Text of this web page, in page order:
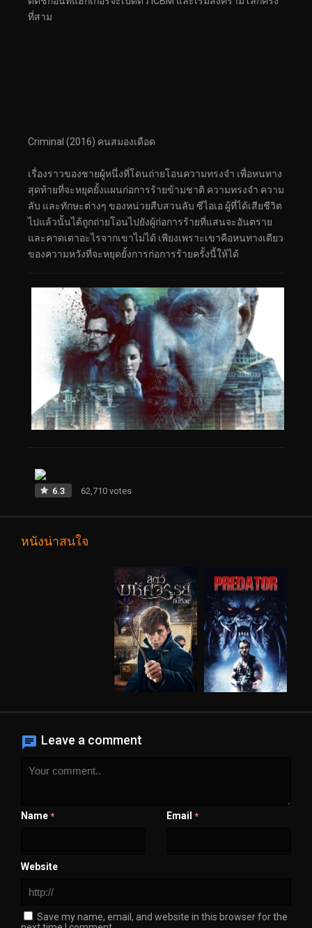
ที่สาม
Criminal (2016) คนสมองเดือด
เรื่องราวของชายผู้หนึ่งที่โดนถ่ายโอนความทรงจำ เพื่อหนทาง
สุดท้ายที่จะหยุดยั้งแผนก่อการร้ายข้ามชาติ ความทรงจำ ความ
ลับ และทักษะต่างๆ ของหน่วยสืบสวนลับ ซีไอเอ ผู้ที่ได้เสียชีวิต
ไปแล้วนั้นได้ถูกถ่ายโอนไปยังผู้ก่อการร้ายที่แสนจะอันตราย
และคาดเดาอะไรจากเขาไม่ได้ เพียงเพราะเขาคือหนทางเดียว
ของความหวังที่จะหยุดยั้งการก่อการร้ายครั้งนี้ให้ได้
6.3 62,710 votes
หนังน่าสนใจ
Leave a comment
Name * Email *
Website
Save my name, email, and website in this browser for the